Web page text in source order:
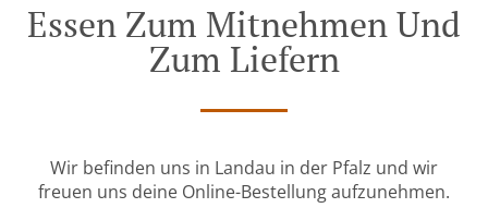
Essen Zum Mitnehmen Und
Zum Liefern
Wir befinden uns in Landau in der Pfalz und wir
freuen uns deine Online-Bestellung aufzunehmen.